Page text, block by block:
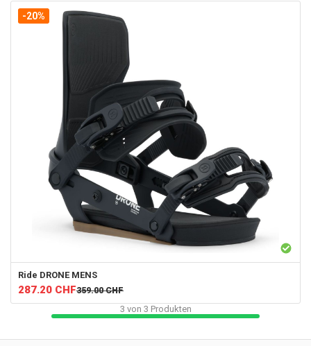
-20%
Ride DRONE MENS
287.20 CHF359.00 CHF
3 von 3 Produkten